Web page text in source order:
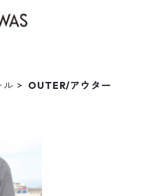
ル OUTER/アウター